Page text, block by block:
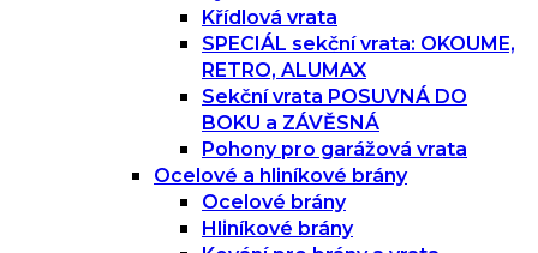
Křídlová vrata
SPECIÁL sekční vrata: OKOUME,
RETRO, ALUMAX
Sekční vrata POSUVNÁ DO
BOKU a ZÁVĚSNÁ
Pohony pro garážová vrata
Ocelové a hliníkové brány
Ocelové brány
Hliníkové brány